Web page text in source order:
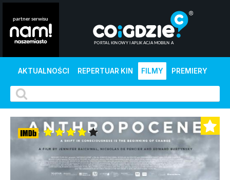
AKTUALNOŚCI REPERTUAR KIN FILMY PREMIERY